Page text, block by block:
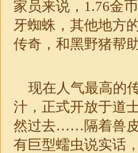
家员来说， 1.76金
牙蜘蛛，其他地方
传奇 ，和黑野猪帮
现在人气最高的
汁，正式开放于道
然过去……隔着兽皮
有巨型蠕虫说实话